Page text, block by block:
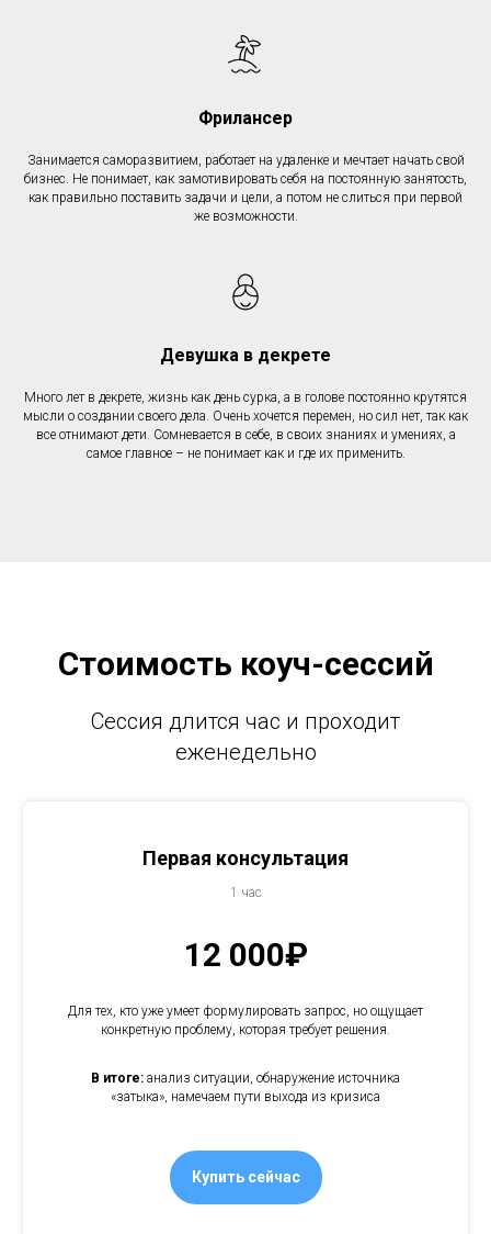
Фрилансер
Занимается саморазвитием, работает на удаленке и мечтает начать свой
бизнес. Не понимает, как замотивировать себя на постоянную занятость,
как правильно поставить задачи и цели, а потом не слиться при первой
же возможности.
Девушка в декрете
Много лет в декрете, жизнь как день сурка, а в голове постоянно крутятся
мысли о создании своего дела. Очень хочется перемен, но сил нет, так как
все отнимают дети. Сомневается в себе, в своих знаниях и умениях, а
самое главное – не понимает как и где их применить.
Стоимость коуч-сессий
Сессия длится час и проходит
еженедельно
Первая консультация
1 час
12 000₽
Для тех, кто уже умеет формулировать запрос, но ощущает
конкретную проблему, которая требует решения.
В итоге: анализ ситуации, обнаружение источника
«затыка», намечаем пути выхода из кризиса
Купить сейчас